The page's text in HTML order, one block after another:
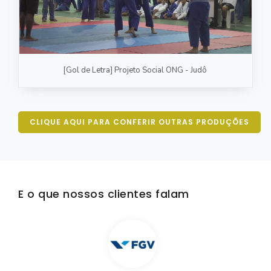
[Gol de Letra] Projeto Social ONG - Judô
CLIQUE AQUI PARA CONFERIR OUTRAS PRODUÇÕES
E o que nossos clientes falam